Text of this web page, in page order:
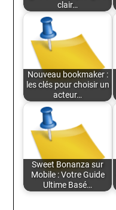
clair…
Nouveau bookmaker :
les clés pour choisir un
acteur…
Sweet Bonanza sur
Mobile : Votre Guide
Ultime Basé…